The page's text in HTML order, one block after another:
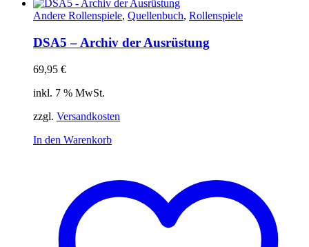
Andere Rollenspiele, Quellenbuch, Rollenspiele
DSA5 – Archiv der Ausrüstung
69,95 €
inkl. 7 % MwSt.
zzgl. Versandkosten
In den Warenkorb